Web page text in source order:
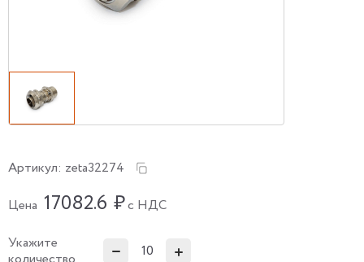
Артикул: zeta32274
Цена 17082.6 ₽с НДС
Укажите